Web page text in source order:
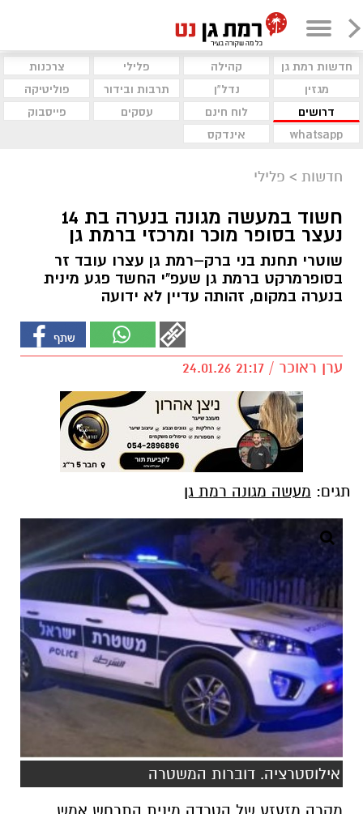
חדשות רמת גן קהילה פלילי
צרכנות
מגזין
נדל"ן תרבות ובידור
פוליטיקה
דרושים
לוח חינם עסקים
פייסבוק
whatsapp
אינדקס
חדשות > פלילי
חשוד במעשה מגונה בנערה בת 14
נעצר בסופר מוכר ומרכזי ברמת גן
שוטרי תחנת בני ברק–רמת גן עצרו עובד זר
בסופרמרקט ברמת גן שעפ"י החשד פגע מינית
בנערה במקום, זהותה עדיין לא ידועה
ערן ראוכר / 21:17 24.01.26
תגים: מעשה מגונה רמת גן
אילוסטרציה. דוברות המשטרה
מקרה מזעזע של הטרדה מינית התרחש אמש